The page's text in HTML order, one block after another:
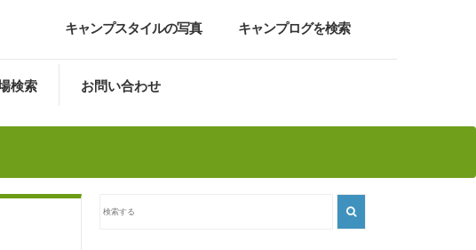
キャンプスタイルの写真 キャンプログを検索
検索 お問い合わせ